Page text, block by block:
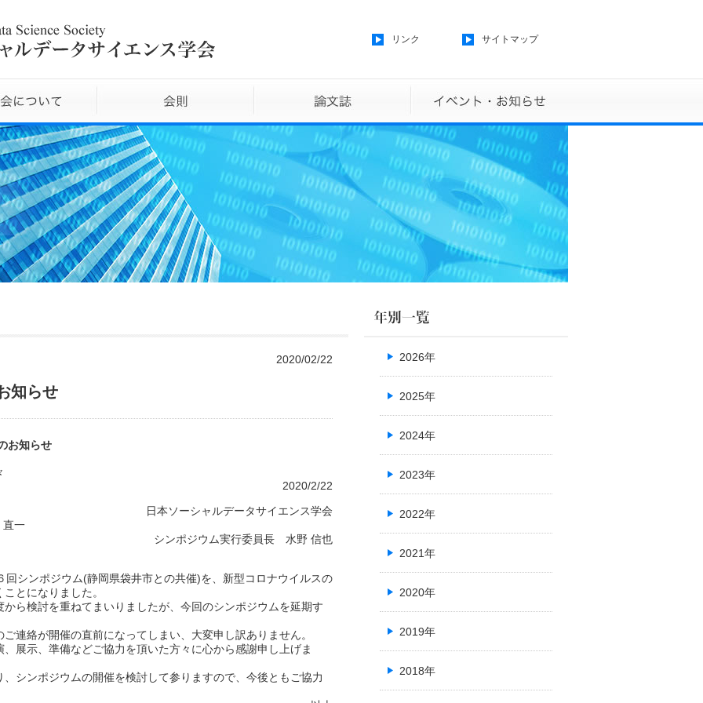
リンク サイトマップ
2020/02/22
知らせ
お知らせ
2020/2/22
日本ソーシャルデータサイエンス学会
長 八卷 直一
シンポジウム実行委員長 水野 信也
シンポジウム(静岡県袋井市との共催)を、新型コロナウイルスの
とになりました。
ら検討を重ねてまいりましたが、今回のシンポジウムを延期す
連絡が開催の直前になってしまい、大変申し訳ありません。
展示、準備などご協力を頂いた方々に心から感謝申し上げま
シンポジウムの開催を検討して参りますので、今後ともご協力
2026年
2025年
2024年
2023年
2022年
2021年
2020年
2019年
2018年